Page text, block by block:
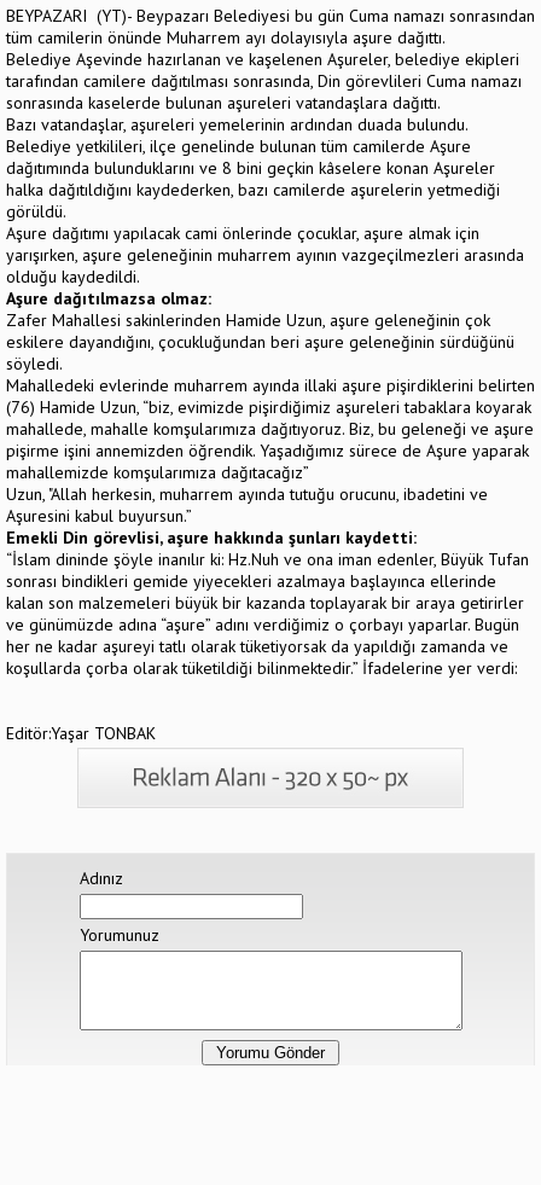
BEYPAZARI (YT)- Beypazarı Belediyesi bu gün Cuma namazı sonrasından
tüm camilerin önünde Muharrem ayı dolayısıyla aşure dağıttı.
Belediye Aşevinde hazırlanan ve kaşelenen Aşureler, belediye ekipleri
tarafından camilere dağıtılması sonrasında, Din görevlileri Cuma namazı
sonrasında kaselerde bulunan aşureleri vatandaşlara dağıttı.
Bazı vatandaşlar, aşureleri yemelerinin ardından duada bulundu.
Belediye yetkilileri, ilçe genelinde bulunan tüm camilerde Aşure
dağıtımında bulunduklarını ve 8 bini geçkin kâselere konan Aşureler
halka dağıtıldığını kaydederken, bazı camilerde aşurelerin yetmediği
görüldü.
Aşure dağıtımı yapılacak cami önlerinde çocuklar, aşure almak için
yarışırken, aşure geleneğinin muharrem ayının vazgeçilmezleri arasında
olduğu kaydedildi.
Aşure dağıtılmazsa olmaz:
Zafer Mahallesi sakinlerinden Hamide Uzun, aşure geleneğinin çok
eskilere dayandığını, çocukluğundan beri aşure geleneğinin sürdüğünü
söyledi.
Mahalledeki evlerinde muharrem ayında illaki aşure pişirdiklerini belirten
(76) Hamide Uzun, “biz, evimizde pişirdiğimiz aşureleri tabaklara koyarak
mahallede, mahalle komşularımıza dağıtıyoruz. Biz, bu geleneği ve aşure
pişirme işini annemizden öğrendik. Yaşadığımız sürece de Aşure yaparak
mahallemizde komşularımıza dağıtacağız”
Uzun, "Allah herkesin, muharrem ayında tutuğu orucunu, ibadetini ve
Aşuresini kabul buyursun.”
Emekli Din görevlisi, aşure hakkında şunları kaydetti:
“İslam dininde şöyle inanılır ki: Hz.Nuh ve ona iman edenler, Büyük Tufan
sonrası bindikleri gemide yiyecekleri azalmaya başlayınca ellerinde
kalan son malzemeleri büyük bir kazanda toplayarak bir araya getirirler
ve günümüzde adına “aşure” adını verdiğimiz o çorbayı yaparlar. Bugün
her ne kadar aşureyi tatlı olarak tüketiyorsak da yapıldığı zamanda ve
koşullarda çorba olarak tüketildiği bilinmektedir.” İfadelerine yer verdi:
Editör:Yaşar TONBAK
Adınız
Yorumunuz